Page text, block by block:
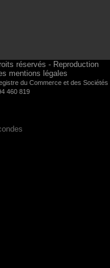
réservés - Reproduction
mentions légales
du Commerce et des Sociétés
460 819